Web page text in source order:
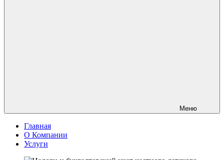
Меню
Главная
О Компании
Услуги